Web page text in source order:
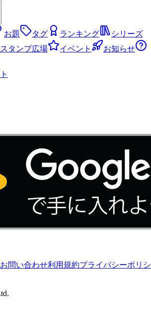
お題 タグ ランキング
シリーズ
スタンプ広場 イベント
お知らせ
お問い合わせ利用規約プライバシーポリシ